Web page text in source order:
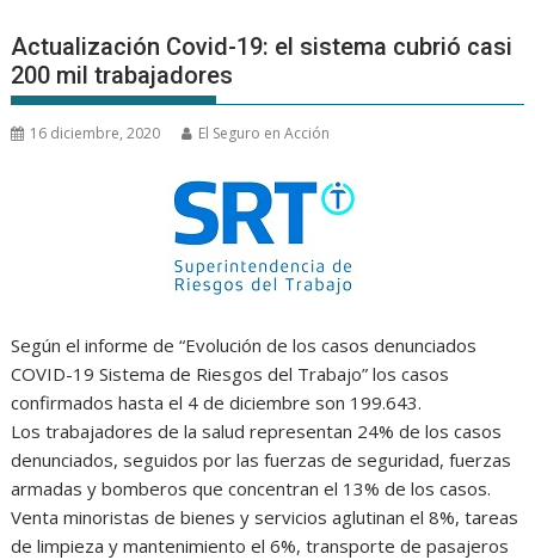
Actualización Covid-19: el sistema cubrió casi
200 mil trabajadores
16 diciembre, 2020 El Seguro en Acción
Según el informe de “Evolución de los casos denunciados
COVID-19 Sistema de Riesgos del Trabajo” los casos
confirmados hasta el 4 de diciembre son 199.643.
Los trabajadores de la salud representan 24% de los casos
denunciados, seguidos por las fuerzas de seguridad, fuerzas
armadas y bomberos que concentran el 13% de los casos.
Venta minoristas de bienes y servicios aglutinan el 8%, tareas
de limpieza y mantenimiento el 6%, transporte de pasajeros